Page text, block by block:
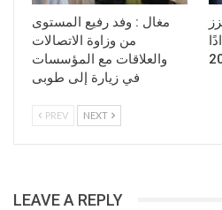
مغال : وفد رفيع المستوى
من وزاوة الاتصالات
والعلاقات مع المؤسسات
في زيارة إلى طوبى
PREV NEXT
LEAVE A REPLY